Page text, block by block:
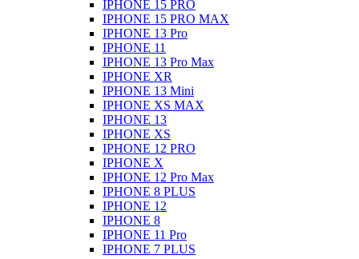
IPHONE 15 PRO
IPHONE 15 PRO MAX
IPHONE 13 Pro
IPHONE 11
IPHONE 13 Pro Max
IPHONE XR
IPHONE 13 Mini
IPHONE XS MAX
IPHONE 13
IPHONE XS
IPHONE 12 PRO
IPHONE X
IPHONE 12 Pro Max
IPHONE 8 PLUS
IPHONE 12
IPHONE 8
IPHONE 11 Pro
IPHONE 7 PLUS